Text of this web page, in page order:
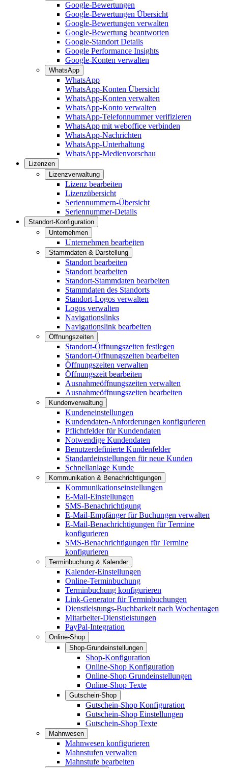
Google-Bewertungen
Google-Bewertungen Übersicht
Google-Bewertungen verwalten
Google-Bewertung beantworten
Google-Standort Details
Google Performance Insights
Google-Konten verwalten
WhatsApp
WhatsApp
WhatsApp-Konten Übersicht
WhatsApp-Konten verwalten
WhatsApp-Konto verwalten
WhatsApp-Telefonnummer verifizieren
WhatsApp mit weboffice verbinden
WhatsApp-Nachrichten
WhatsApp-Unterhaltung
WhatsApp-Medienvorschau
Lizenzen
Lizenzverwaltung
Lizenz bearbeiten
Lizenzübersicht
Seriennummern-Übersicht
Seriennummer-Details
Standort-Konfiguration
Unternehmen
Unternehmen bearbeiten
Stammdaten & Darstellung
Standort bearbeiten
Standort bearbeiten
Standort-Stammdaten bearbeiten
Stammdaten des Standorts
Standort-Logos verwalten
Logos verwalten
Navigationslinks
Navigationslink bearbeiten
Öffnungszeiten
Standort-Öffnungszeiten festlegen
Standort-Öffnungszeiten bearbeiten
Öffnungszeiten verwalten
Öffnungszeit bearbeiten
Ausnahmeöffnungszeiten verwalten
Ausnahmeöffnungszeiten bearbeiten
Kundenverwaltung
Kundeneinstellungen
Kundendaten-Anforderungen konfigurieren
Pflichtfelder für Kundendaten
Notwendige Kundendaten
Benutzerdefinierte Kundenfelder
Standardeinstellungen für neue Kunden
Schnellanlage Kunde
Kommunikation & Benachrichtigungen
Kommunikationseinstellungen
E-Mail-Einstellungen
SMS-Benachrichtigung
E-Mail-Empfänger für Buchungen verwalten
E-Mail-Benachrichtigungen für Termine
konfigurieren
SMS-Benachrichtigungen für Termine
konfigurieren
Terminbuchung & Kalender
Kalender-Einstellungen
Online-Terminbuchung
Terminbuchung konfigurieren
Link-Generator für Terminbuchungen
Dienstleistungs-Buchbarkeit nach Wochentagen
Mitarbeiter-Dienstleistungen
PayPal-Integration
Online-Shop
Shop-Grundeinstellungen
Shop-Konfiguration
Online-Shop Konfiguration
Online-Shop Grundeinstellungen
Online-Shop Texte
Gutschein-Shop
Gutschein-Shop Konfiguration
Gutschein-Shop Einstellungen
Gutschein-Shop Texte
Mahnwesen
Mahnwesen konfigurieren
Mahnstufen verwalten
Mahnstufe bearbeiten